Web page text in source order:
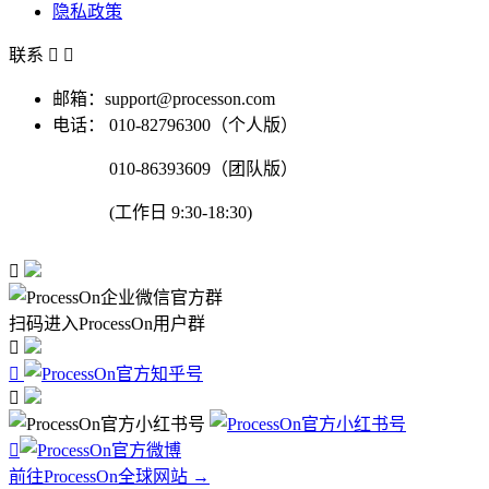
隐私政策
联系  
邮箱：support@processon.com
电话：
010-82796300（个人版）
010-86393609（团队版）
(工作日 9:30-18:30)

扫码进入ProcessOn用户群




前往ProcessOn全球网站 →